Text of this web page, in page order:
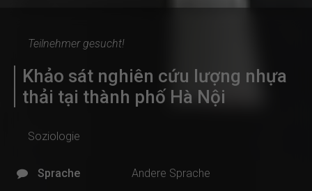
Teilnehmer gesucht!
Khảo sát nghiên cứu lượng nhựa
thải tại thành phố Hà Nội
Soziologie
Sprache Andere Sprache